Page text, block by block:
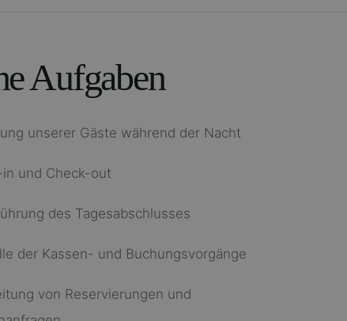
Aufgaben
unserer Gäste während der Nacht
in und Check-out
des Tagesabschlusses
der Kassen- und Buchungsvorgänge
von Reservierungen und